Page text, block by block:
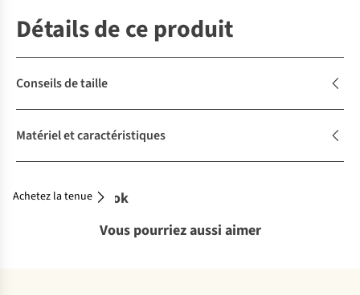
Détails de ce produit
Conseils de taille
Matériel et caractéristiques
Complétez le look
Achetez la tenue
Vous pourriez aussi aimer